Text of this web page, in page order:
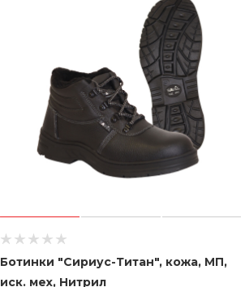
Ботинки "Сириус-Титан", кожа, МП,
иск. мех, Нитрил